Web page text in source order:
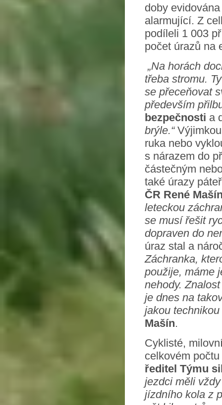
doby
alarmující. Z
podíleli 1 003
počet úrazů na
„Na horách
třeba stromu.
se přeceňovat
především
bezpečnosti a
brýle.“Výjimkou
ruka nebo
s nárazem do
částečným
také úrazy
ČR René
leteckou
se musí řešit
dopraven do
úraz stal a
Záchranka,
použije, máme
nehody.
je dnes na
jakou
Mašín.
Cyklisté,
celkovém
ředitel Týmu
jezdci měli
jízdního kola z